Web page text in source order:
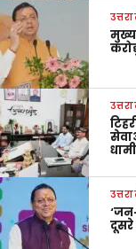
दूसरे